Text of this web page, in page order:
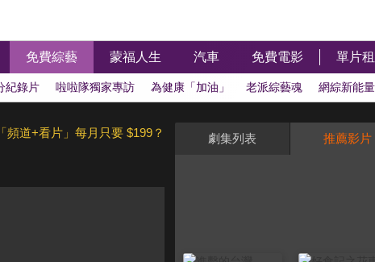
免費綜藝 蒙福人生 汽車 免費電影 單片
紀錄片 啦啦隊獨家專訪 為健康「加油」 老派綜藝魂 網綜新能量
「頻道+看片」每月只要 $199？ 劇集列表 推薦影片